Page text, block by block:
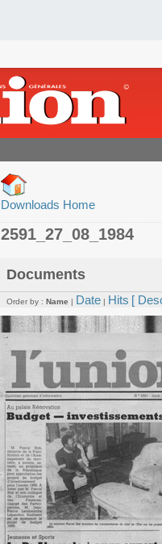
Downloads Home
2591_27_08_1984
Documents
Order by : Name | Date | Hits [